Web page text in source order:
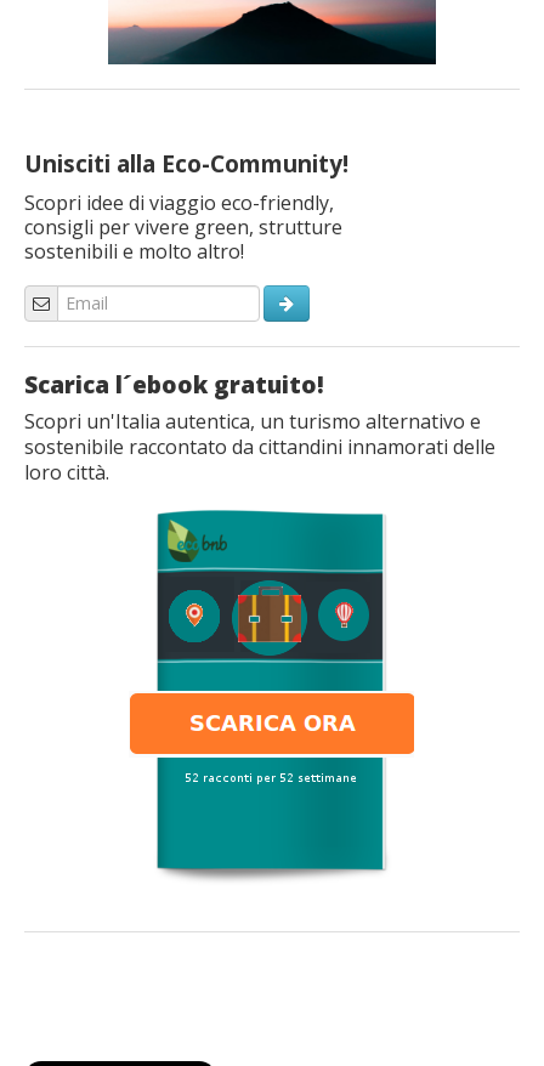
Unisciti alla Eco-Community!
Scopri idee di viaggio eco-friendly,
consigli per vivere green, strutture
sostenibili e molto altro!
Scarica l´ebook gratuito!
Scopri un'Italia autentica, un turismo alternativo e
sostenibile raccontato da cittandini innamorati delle
loro città.